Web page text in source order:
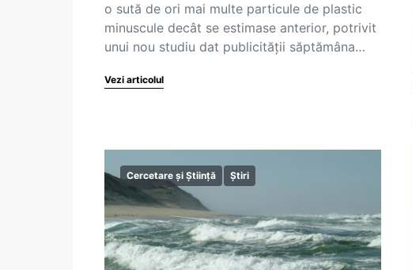
o sută de ori mai multe particule de plastic
minuscule decât se estimase anterior, potrivit
unui nou studiu dat publicităţii săptămâna…
Vezi articolul
Cercetare și Știință Știri